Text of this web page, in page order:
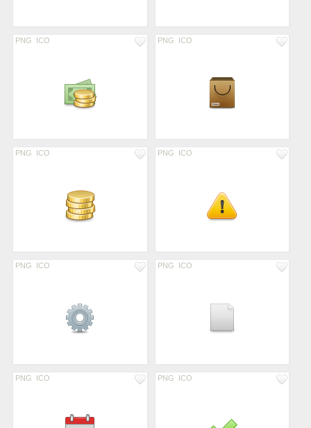
PNG ICO PNG ICO
PNG ICO PNG ICO
PNG ICO PNG ICO
PNG ICO PNG ICO